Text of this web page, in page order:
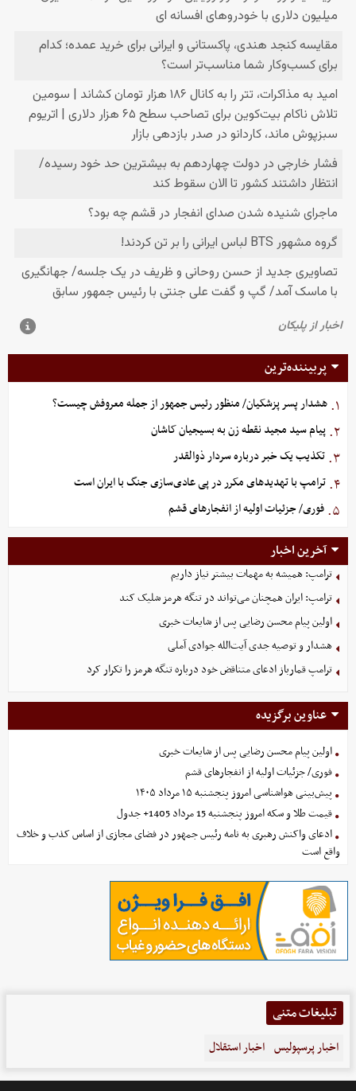
پربیننده‌ترین
۱. هشدار پسر پزشکیان/ منظور رئیس جمهور از جمله معروفش چیست؟
۲. پیام سید مجید نقطه زن به بسیجیان کاشان
۳. تکذیب یک خبر درباره سردار ذوالقدر
۴. ترامپ با تهدیدهای مکرر در پی عادی‌سازی جنگ با ایران است
۵. فوری/ جزئیات اولیه از انفجارهای قشم
آخرین اخبار
ترامپ: همیشه به مهمات بیشتر نیاز داریم
ترامپ: ایران همچنان می‌تواند در تنگه هرمز شلیک کند
اولین پیام محسن رضایی پس از شایعات خبری
هشدار و توصیه جدی آیت‌الله جوادی آملی
ترامپ قمارباز ادعای متناقض خود درباره تنگه هرمز را تکرار کرد
عناوین برگزیده
اولین پیام محسن رضایی پس از شایعات خبری
فوری/ جزئیات اولیه از انفجارهای قشم
پیش‌بینی هواشناسی امروز پنجشنبه ۱۵ مرداد ۱۴۰۵
قیمت طلا و سکه امروز پنجشنبه 15 مرداد 1405+ جدول
ادعای واکنش رهبری به نامه رئیس جمهور در فضای مجازی از اساس کذب و خلاف
واقع است
تبلیغات متنی
اخبار پرسپولیس اخبار استقلال